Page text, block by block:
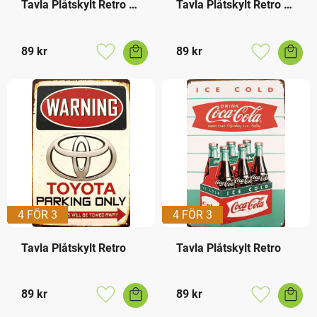
Tavla Plåtskylt Retro
89 kr
Lägg till i favoriter
Tavla Plåtskylt Retro
89 kr
Lägg till i
4 FÖR 3
Tavla Plåtskylt Retro
89 kr
Lägg till i favoriter
4 FÖR 3
Tavla Plåtskylt Retro
89 kr
Lägg till i